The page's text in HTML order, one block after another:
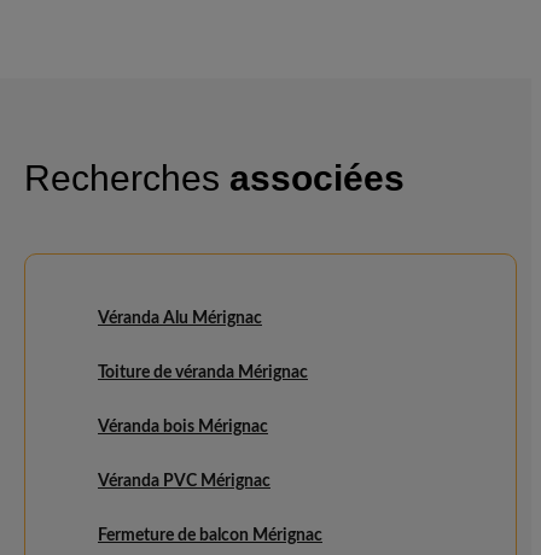
Recherches associées
Véranda Alu Mérignac
Toiture de véranda Mérignac
Véranda bois Mérignac
Véranda PVC Mérignac
Fermeture de balcon Mérignac